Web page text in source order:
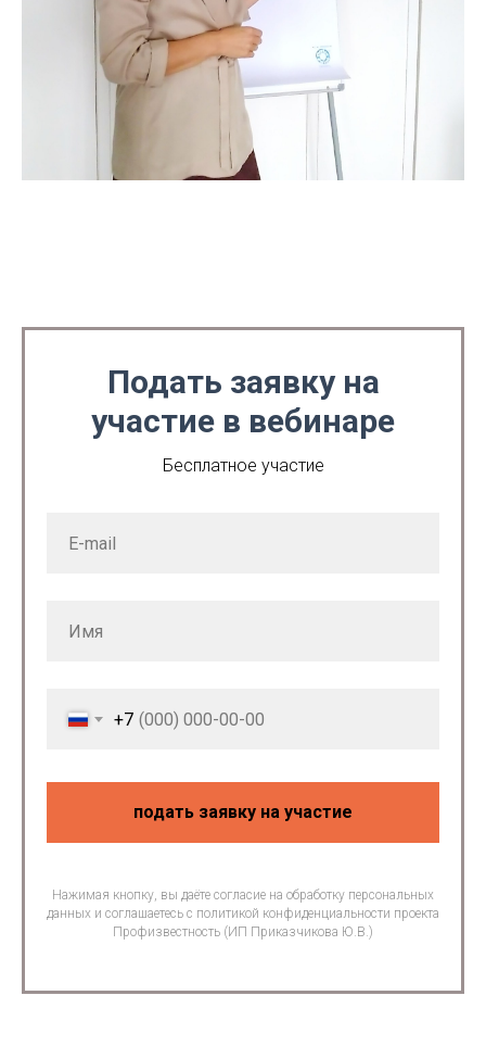
Подать заявку на
участие в вебинаре
Бесплатное участие
+7
подать заявку на участие
Нажимая кнопку, вы даёте согласие на обработку персональных
данных и соглашаетесь с политикой конфиденциальности проекта
Профизвестность (ИП Приказчикова Ю.В.)